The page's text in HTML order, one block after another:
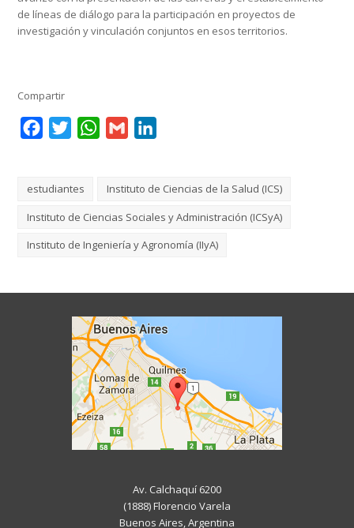
de líneas de diálogo para la participación en proyectos de
investigación y vinculación conjuntos en esos territorios.
Compartir
FacebookTwitterWhatsApp
Gmail
estudiantes
Instituto de Ciencias de la Salud (ICS)
Instituto de Ciencias Sociales y Administración (ICSyA)
Instituto de Ingeniería y Agronomía (IIyA)
Av. Calchaquí 6200
(1888) Florencio Varela
Buenos Aires, Argentina